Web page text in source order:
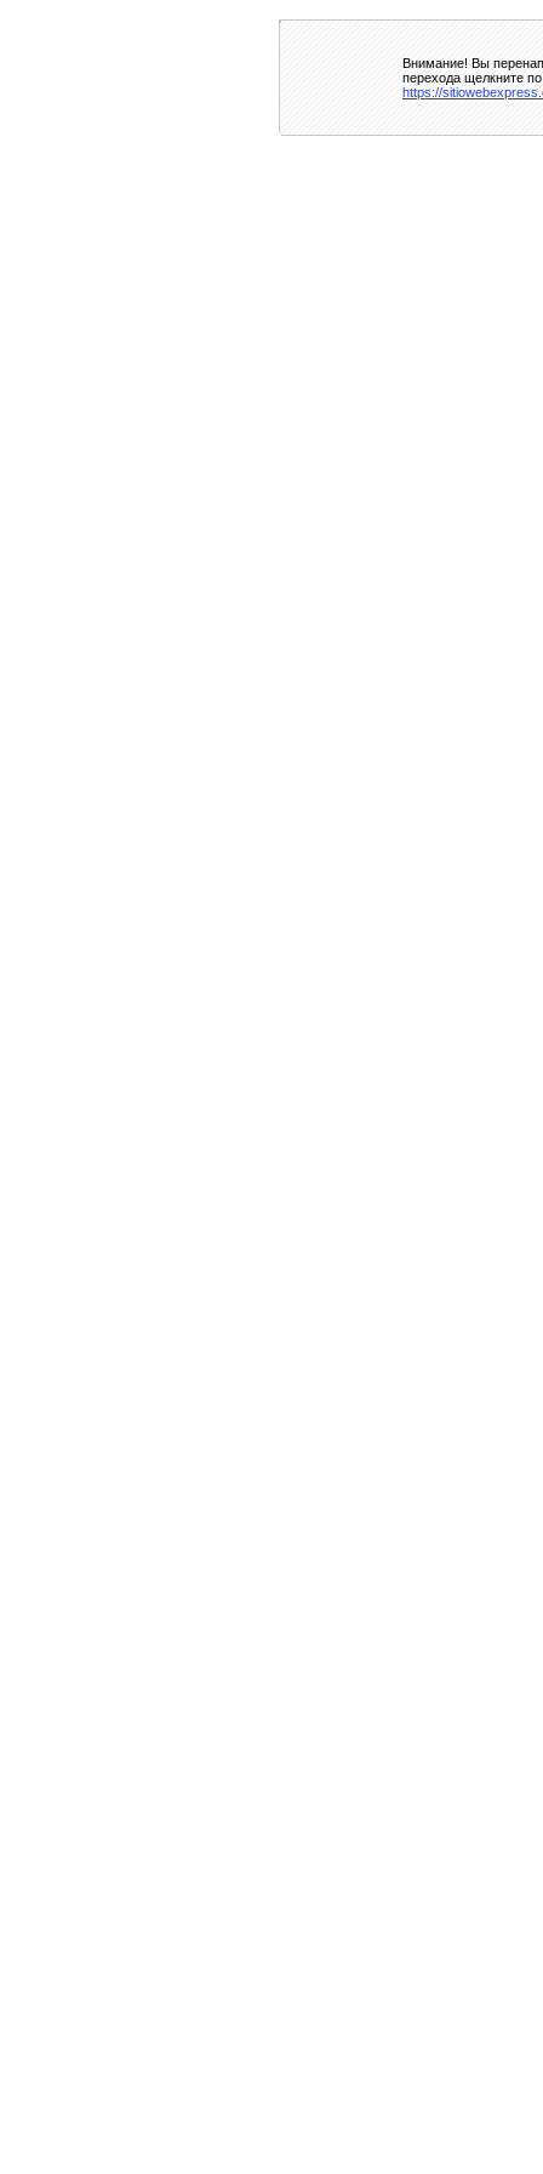
Внимание! Вы
перехода щелкните
https://